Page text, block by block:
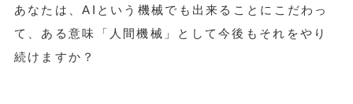
あなたは、AIという機械でも出来ることにこだわっ
て、ある意味「人間機械」として今後もそれをやり
続けますか？